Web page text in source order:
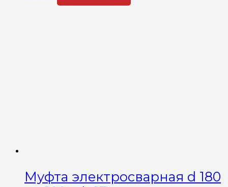
Муфта электросварная d 180